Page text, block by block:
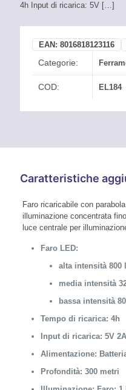
4h Input di ricarica: 5V […]
EAN: 8016818123116
Categorie:
COD: EL184
Caratteristiche
Faro ricaricabile con
illuminazione concentrata
luce centrale per
Faro LED:
alta intensità 800
media intensità
bassa intensità
Tempo di ricarica: 4h
Input di ricarica: 5V
Alimentazione:
Profondità: 300 metri